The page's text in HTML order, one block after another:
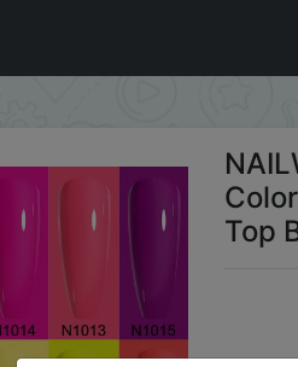
UV Color Nail Glue
Top